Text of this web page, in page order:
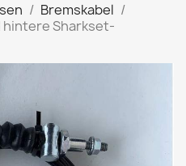
Bremskabel
Sharkset-